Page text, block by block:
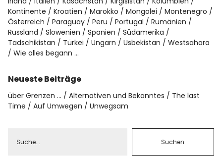
Kontinente
Kroatien Marokko Mongolei
Montenegro
Österreich
Paraguay Peru Portugal
Rumänien
Russland
Slowenien Spanien
Südamerika
Tadschikistan
Türkei Ungarn Usbekistan
Westsahara
Wie alles begann …
Neueste Beiträge
über Grenzen … Alternativen und Bekanntes
The last
Time
Auf Umwegen Unwegsam